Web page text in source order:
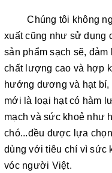
Chúng tôi không
xuất cũng như sử dụng
sản phẩm sạch sẽ,
chất lượng cao và hợp
hướng dương và hạt bí,
mới là loại hạt có hàm
mạch và sức khoẻ như
chó...đều được lựa
dùng với tiêu chí vì sức
vóc người Việt.